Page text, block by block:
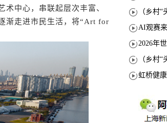
中心，串联起层次丰富、
渐走进市民生活，将“Art for